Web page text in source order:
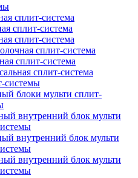
сплит-система
сплит-система
сплит-система
сплит-система
сплит-система
сплит-система
системы
блоки мульти сплит-
внутренний блок мульти
внутренний блок мульти
внутренний блок мульти